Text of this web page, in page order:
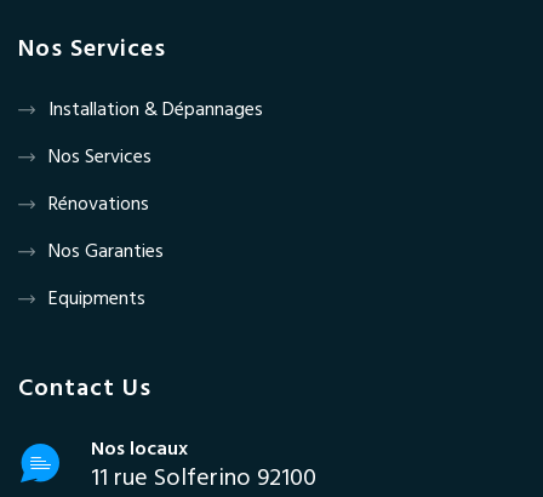
Nos Services
Installation & Dépannages
Nos Services
Rénovations
Nos Garanties
Equipments
Contact Us
Nos locaux
11 rue Solferino 92100